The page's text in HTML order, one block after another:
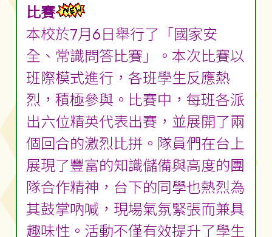
比賽
本校於7月6日舉行了「國家安
全、常識問答比賽」。本次比賽以
班際模式進行，各班學生反應熱
烈，積極參與。比賽中，每班各派
出六位精英代表出賽，並展開了兩
個回合的激烈比拼。隊員們在台上
展現了豐富的知識儲備與高度的團
隊合作精神，台下的同學也熱烈為
其鼓掌吶喊，現場氣氛緊張而兼具
趣味性。活動不僅有效提升了學生